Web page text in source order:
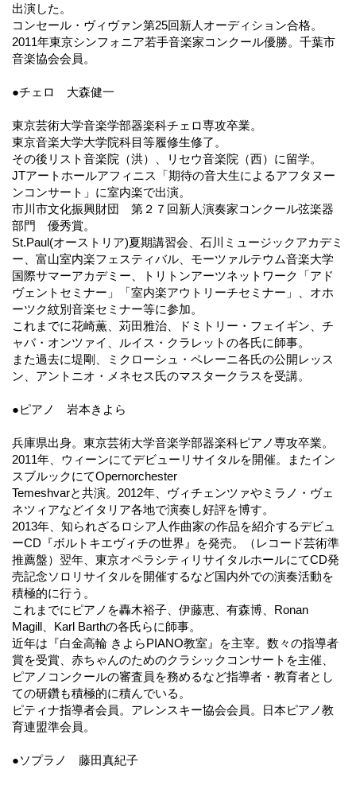
出演した。
コンセール・ヴィヴァン第25回新人オーディション合格。
2011年東京シンフォニア若手音楽家コンクール優勝。千葉市
音楽協会会員。
●チェロ 大森健一
東京芸術大学音楽学部器楽科チェロ専攻卒業。
東京音楽大学大学院科目等履修生修了。
その後リスト音楽院（洪）、リセウ音楽院（西）に留学。
JTアートホールアフィニス「期待の音大生によるアフタヌー
ンコンサート」に室内楽で出演。
市川市文化振興財団 第２７回新人演奏家コンクール弦楽器
部門 優秀賞。
St.Paul(オーストリア)夏期講習会、石川ミュージックアカデミ
ー、富山室内楽フェスティバル、モーツァルテウム音楽大学
国際サマーアカデミー、トリトンアーツネットワーク「アド
ヴェントセミナー」「室内楽アウトリーチセミナー」、オホ
ーツク紋別音楽セミナー等に参加。
これまでに花崎薫、苅田雅治、ドミトリー・フェイギン、チ
ャバ・オンツァイ、ルイス・クラレットの各氏に師事。
また過去に堤剛、ミクローシュ・ペレーニ各氏の公開レッス
ン、アントニオ・メネセス氏のマスタークラスを受講。
●ピアノ 岩本きよら
兵庫県出身。東京芸術大学音楽学部器楽科ピアノ専攻卒業。
2011年、ウィーンにてデビューリサイタルを開催。またイン
スブルックにてOpernorchester
Temeshvarと共演。2012年、ヴィチェンツァやミラノ・ヴェ
ネツィアなどイタリア各地で演奏し好評を博す。
2013年、知られざるロシア人作曲家の作品を紹介するデビュ
ーCD『ボルトキエヴィチの世界』を発売。（レコード芸術準
推薦盤）翌年、東京オペラシティリサイタルホールにてCD発
売記念ソロリサイタルを開催するなど国内外での演奏活動を
積極的に行う。
これまでにピアノを轟木裕子、伊藤恵、有森博、Ronan
Magill、Karl Barthの各氏らに師事。
近年は『白金高輪 きよらPIANO教室』を主宰。数々の指導者
賞を受賞、赤ちゃんのためのクラシックコンサートを主催、
ピアノコンクールの審査員を務めるなど指導者・教育者とし
ての研鑽も積極的に積んでいる。
ピティナ指導者会員。アレンスキー協会会員。日本ピアノ教
育連盟準会員。
●ソプラノ 藤田真紀子